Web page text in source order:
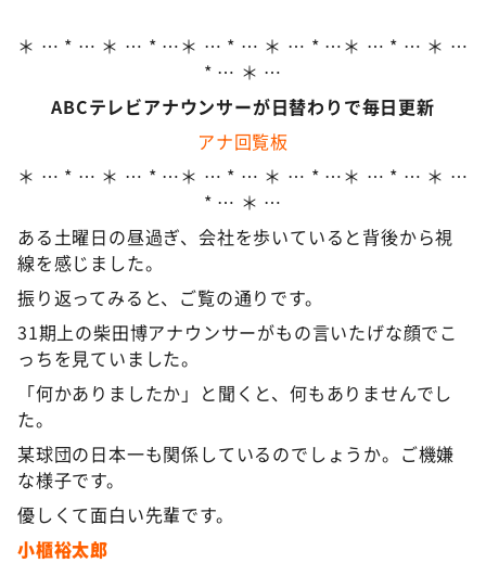
＊ … * … ＊ … * …＊ … * … ＊ … * …＊ … * … ＊ …
* … ＊ …
ABCテレビアナウンサーが日替わりで毎日更新
アナ回覧板
＊ … * … ＊ … * …＊ … * … ＊ … * …＊ … * … ＊ …
* … ＊ …
ある土曜日の昼過ぎ、会社を歩いていると背後から視
線を感じました。
振り返ってみると、ご覧の通りです。
31期上の柴田博アナウンサーがもの言いたげな顔でこ
っちを見ていました。
「何かありましたか」と聞くと、何もありませんでし
た。
某球団の日本一も関係しているのでしょうか。ご機嫌
な様子です。
優しくて面白い先輩です。
小櫃裕太郎